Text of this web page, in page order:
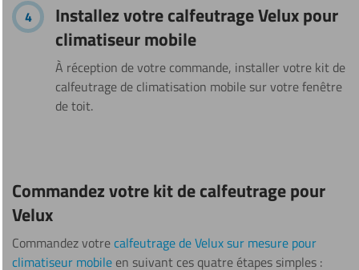
Installez votre calfeutrage Velux pour
climatiseur mobile
À réception de votre commande, installer votre kit de
calfeutrage de climatisation mobile sur votre fenêtre
de toit.
Commandez votre kit de calfeutrage pour
Velux
Commandez votrecalfeutrage de Velux sur mesure pour
climatiseur mobile en suivant ces quatre étapes simples :